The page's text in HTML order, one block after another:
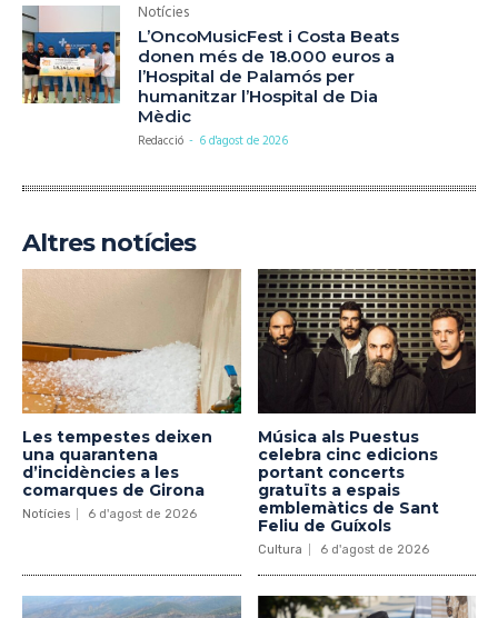
Notícies
L’OncoMusicFest i Costa Beats
donen més de 18.000 euros a
l’Hospital de Palamós per
humanitzar l’Hospital de Dia
Mèdic
Redacció - 6 d'agost de 2026
Altres notícies
Les tempestes deixen
una quarantena
d’incidències a les
comarques de Girona
Notícies 6 d'agost de 2026
Música als Puestus
celebra cinc edicions
portant concerts
gratuïts a espais
emblemàtics de Sant
Feliu de Guíxols
Cultura 6 d'agost de 2026